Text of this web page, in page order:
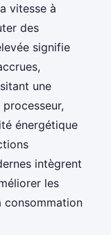
vitesse à
des
signifie
une
processeur,
énergétique
intègrent
les
consommation